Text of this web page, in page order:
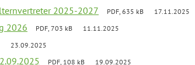
2025-2027 PDF, 635 kB 17.11.2025
2026 PDF, 703 kB 11.11.2025
23.09.2025
PDF, 108 kB 19.09.2025